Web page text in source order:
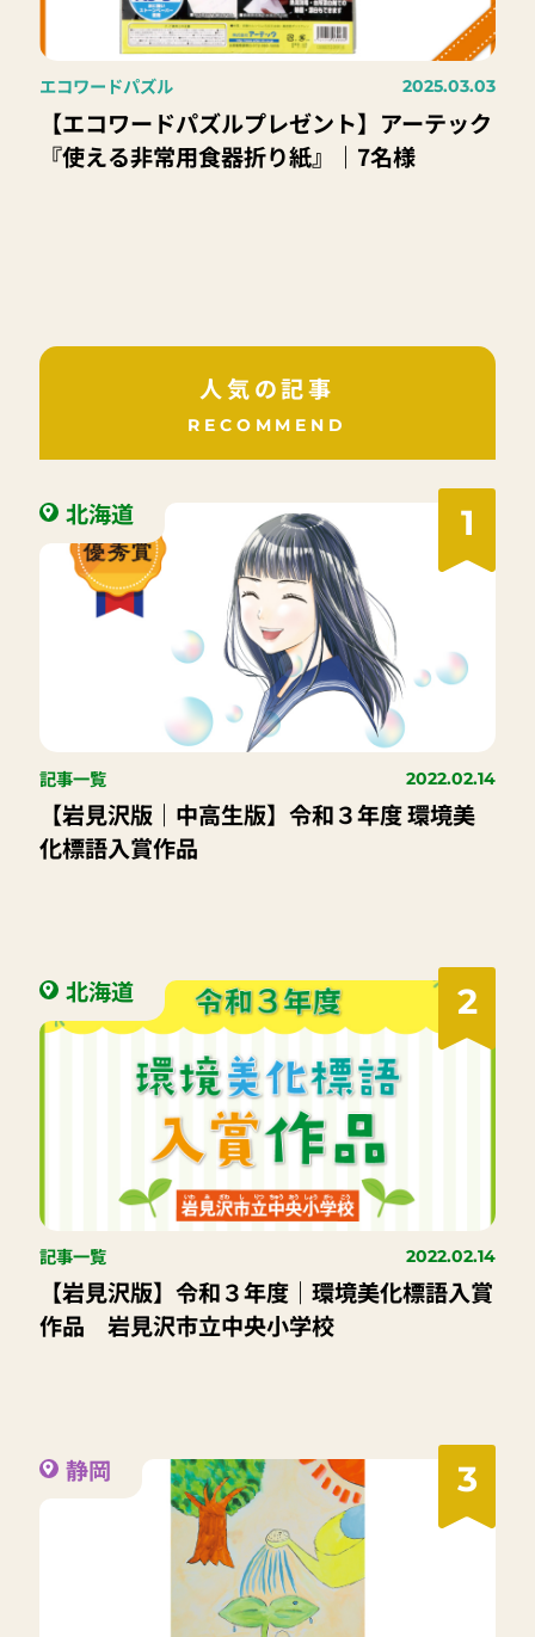
エコワードパズル 2025.03.03
【エコワードパズルプレゼント】アーテック
『使える非常用食器折り紙』｜7名様
人気の記事
RECOMMEND
1
北海道
記事一覧 2022.02.14
【岩見沢版｜中高生版】令和３年度 環境美
化標語入賞作品
2
北海道
記事一覧 2022.02.14
【岩見沢版】令和３年度｜環境美化標語入賞
作品 岩見沢市立中央小学校
3
静岡